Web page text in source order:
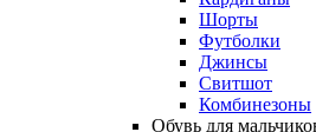
Шорты
Футболки
Джинсы
Свитшот
Комбинезоны
Обувь для